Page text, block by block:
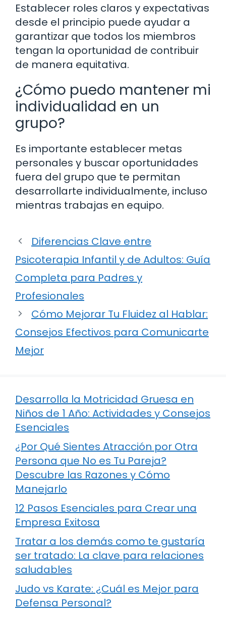
Establecer roles claros y expectativas
desde el principio puede ayudar a
garantizar que todos los miembros
tengan la oportunidad de contribuir
de manera equitativa.
¿Cómo puedo mantener mi
individualidad en un
grupo?
Es importante establecer metas
personales y buscar oportunidades
fuera del grupo que te permitan
desarrollarte individualmente, incluso
mientras trabajas en equipo.
Diferencias Clave entre
Psicoterapia Infantil y de Adultos: Guía
Completa para Padres y
Profesionales
Cómo Mejorar Tu Fluidez al Hablar:
Consejos Efectivos para Comunicarte
Mejor
Desarrolla la Motricidad Gruesa en
Niños de 1 Año: Actividades y Consejos
Esenciales
¿Por Qué Sientes Atracción por Otra
Persona que No es Tu Pareja?
Descubre las Razones y Cómo
Manejarlo
12 Pasos Esenciales para Crear una
Empresa Exitosa
Tratar a los demás como te gustaría
ser tratado: La clave para relaciones
saludables
Judo vs Karate: ¿Cuál es Mejor para
Defensa Personal?